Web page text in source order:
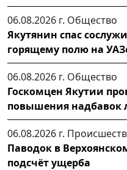
06.08.2026 г. Общество
Якутянин спас
горящему полю на
06.08.2026 г. Общество
Госкомцен Якутии
повышения надбавок
06.08.2026 г.
Паводок в
подсчёт ущерба